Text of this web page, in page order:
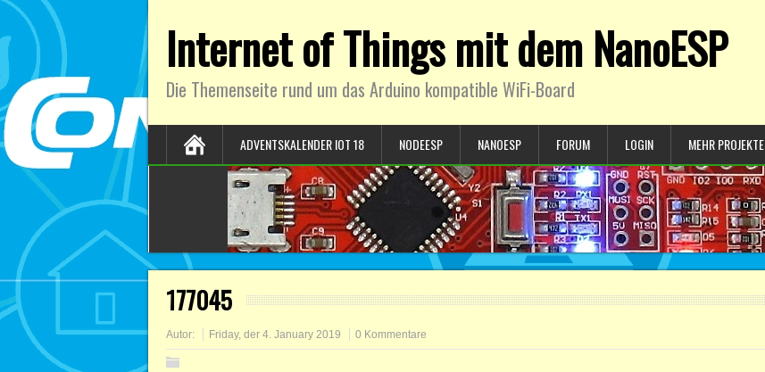
Internet of Things mit dem NanoESP
Die Themenseite rund um das Arduino kompatible WiFi-Board
ADVENTSKALENDER IOT 18 NODEESP NANOESP FORUM LOGIN MEHR PROJEKTE
177045
Autor: Friday, der 4. January 2019 0 Kommentare